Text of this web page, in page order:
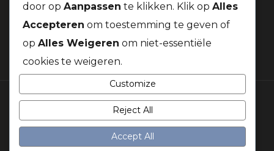
03.08.2026
© 2026 Duivenbond Kanaalduif. Alle rechten voorbehouden
LINKS & DOCUMENTEN
door op Aanpassen te klikken. Klik op Alles
Accepteren om toestemming te geven of
op Alles Weigeren om niet-essentiële
cookies te weigeren.
Customize
Reject All
Accept All